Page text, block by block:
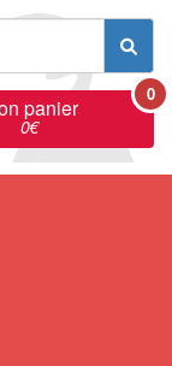
panier
0€
0